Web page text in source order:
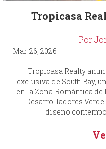
Tropicasa
Por
Mar. 26, 2026
Tropicasa Realty
exclusiva de South Bay,
en la Zona Romántica
Desarrolladores
diseño